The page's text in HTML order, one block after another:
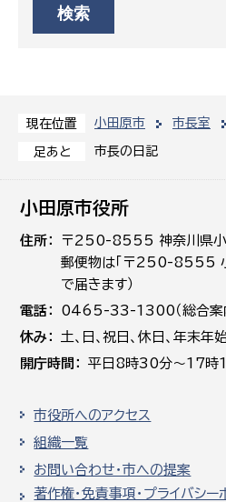
現在位置 小田原市 市長室
足あと 市長の日記
小田原市役所
住所
〒250-8555 神奈川県小
郵便物は「〒250-8555
で届きます）
電話
0465-33-1300（総合案
休み
土､日､祝日、休日、年末
開庁時間
平日8時30分～17時
市役所へのアクセス
組織一覧
お問い合わせ・市への提案
著作権・免責事項・プライバシー